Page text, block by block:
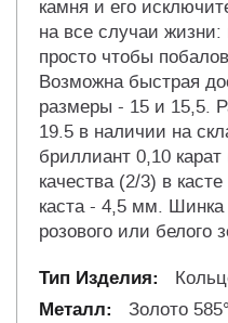
камня и его
на все случаи
просто чтобы
Возможна быстрая
размеры - 15 и 15,5.
19.5 в наличии на
бриллиант 0,10
качества (2/3) в
каста - 4,5 мм. Шинка
розового или белого
Золото 585°